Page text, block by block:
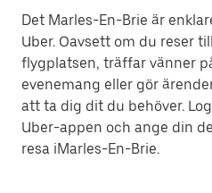
Det Marles-En-Brie är
Uber. Oavsett om du reser
flygplatsen, träffar vänner
evenemang eller gör
att ta dig dit du behöver.
Uber-appen och ange din
resa iMarles-En-Brie.